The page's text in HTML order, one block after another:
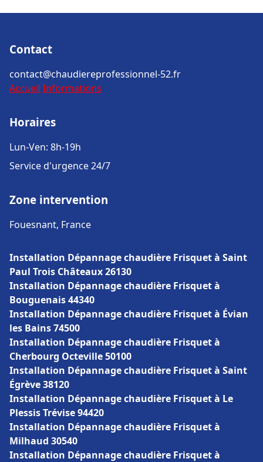
Contact
contact@chaudiereprofessionnel-52.fr
Accueil Informations
Horaires
Lun-Ven: 8h-19h
Service d'urgence 24/7
Zone intervention
Fouesnant, France
Installation Dépannage chaudière Frisquet à Saint
Paul Trois Châteaux 26130
Installation Dépannage chaudière Frisquet à
Bouguenais 44340
Installation Dépannage chaudière Frisquet à Évian
les Bains 74500
Installation Dépannage chaudière Frisquet à
Cherbourg Octeville 50100
Installation Dépannage chaudière Frisquet à Saint
Égrève 38120
Installation Dépannage chaudière Frisquet à Le
Plessis Trévise 94420
Installation Dépannage chaudière Frisquet à
Milhaud 30540
Installation Dépannage chaudière Frisquet à